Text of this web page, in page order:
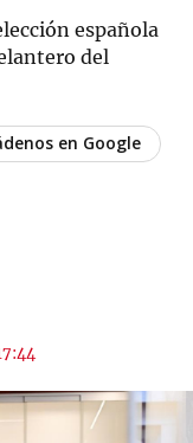
española
del
en Google